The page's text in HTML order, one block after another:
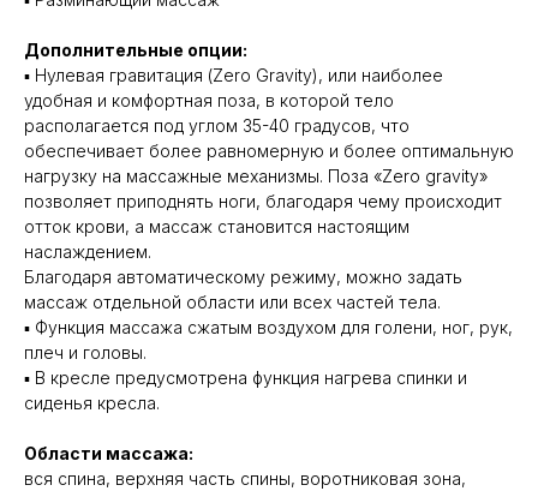
Дополнительные опции:
▪️ Нулевая гравитация (Zero Gravity), или наиболее
удобная и комфортная поза, в которой тело
располагается под углом 35-40 градусов, что
обеспечивает более равномерную и более оптимальную
нагрузку на массажные механизмы. Поза «Zero gravity»
позволяет приподнять ноги, благодаря чему происходит
отток крови, а массаж становится настоящим
наслаждением.
Благодаря автоматическому режиму, можно задать
массаж отдельной области или всех частей тела.
▪️ Функция массажа сжатым воздухом для голени, ног, рук,
плеч и головы.
▪️ В кресле предусмотрена функция нагрева спинки и
сиденья кресла.
Области массажа:
вся спина, верхняя часть спины, воротниковая зона,